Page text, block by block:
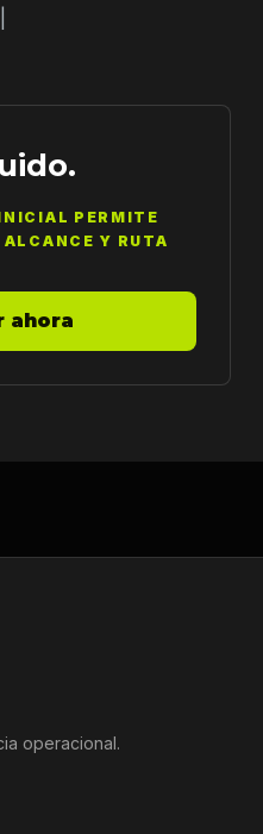
PERMITE
Y RUTA
ahora
operacional.